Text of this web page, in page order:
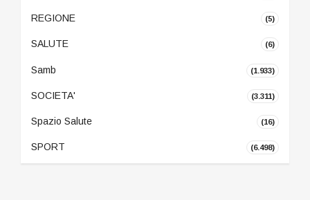
REGIONE (5)
SALUTE (6)
Samb (1.933)
SOCIETA' (3.311)
Spazio Salute (16)
SPORT (6.498)